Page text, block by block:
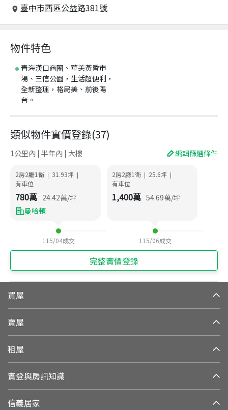
臺中市西區公益路381號
物件特色
青海漢口商圈、華美黃昏市
場、三信公園，生活超便利，
全新整理，格局美、前後陽
台。
類似物件實價登錄(37)
1公里內 | 半年內 | 大樓 編輯篩選條件
2房2廳1衛 | 31.93坪 |
有車位
780萬 24.42萬/坪
曼哈頓
115/04成交
2房2廳1衛 | 25.6坪 |
有車位
1,400萬 54.69萬/坪
115/06成交
完整實價登錄
買屋
賣屋
租屋
實登與房訊知識
信義居家